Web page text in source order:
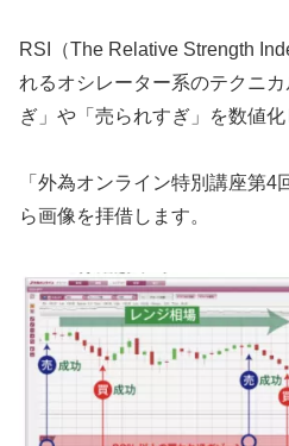
RSI（The Relative Strength
れるオシレーター系のテクニ
ぎ」や「売られすぎ」を数値化
「外為オンライン特別講座第
ら画像を拝借します。